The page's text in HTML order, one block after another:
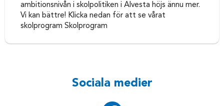
ambitionsnivån i skolpolitiken i Alvesta höjs ännu mer.
Vi kan bättre! Klicka nedan för att se vårat
skolprogram Skolprogram
Sociala medier